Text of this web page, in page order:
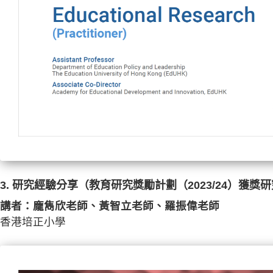
3. 研究經驗分享（教育研究獎勵計劃（2023/24）獲獎
講者：龐雋欣老師、黃智立老師、羅振偉老師
香港培正小學